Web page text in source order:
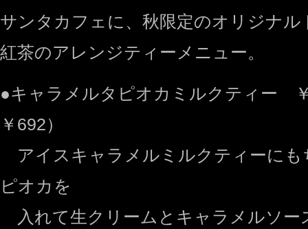
サンタカフェに、秋限定のオリジナル
紅茶のアレンジティーメニュー。
●キャラメルタピオカミルクティー
￥692）
アイスキャラメルミルクティーにも
ピオカを
入れて生クリームとキャラメルソー